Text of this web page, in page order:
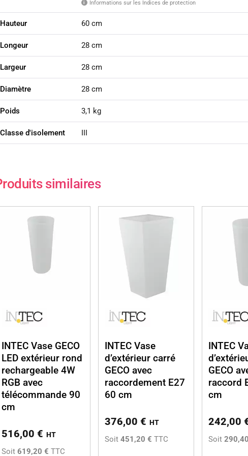
i Informations sur les Indices de protection
Hauteur 60 cm
Longeur 28 cm
Largeur 28 cm
Diamètre 28 cm
Poids 3,1 kg
Classe d'isolement
similaires
INTEC Vase GECO
LED extérieur rond
rechargeable 4W
RGB avec
télécommande 90
cm
516,00 € HT
Soit 619,20 € TTC
INTEC Vase
d’extérieur carré
GECO avec
raccordement E27
60 cm
376,00€ HT
Soit451,20 € TTC
INTEC
GECO
raccord
cm
242,00
Soit